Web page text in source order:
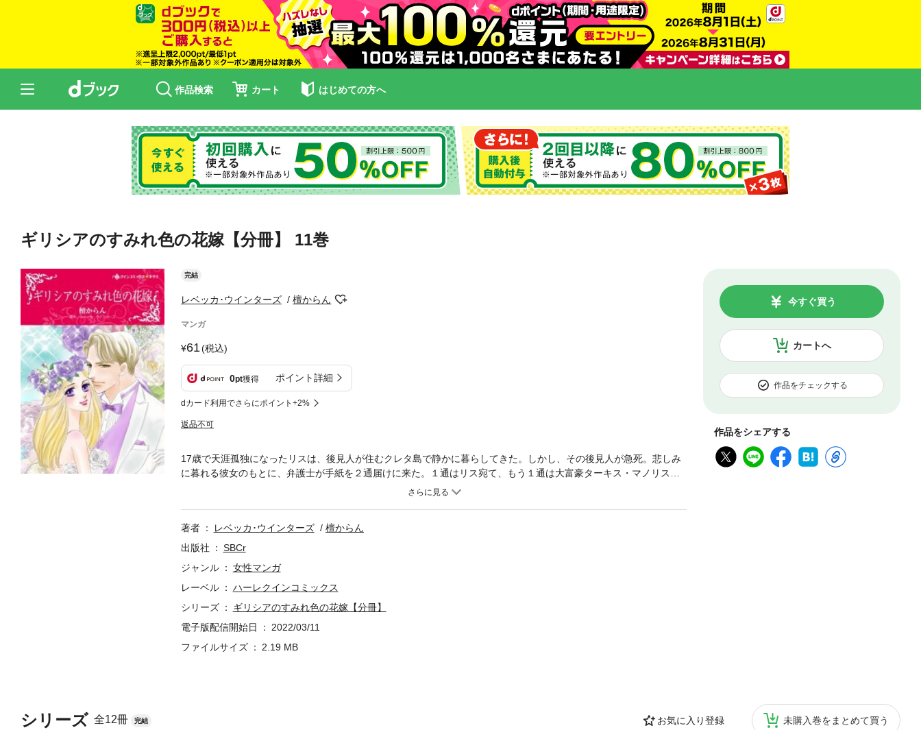
作品検索 カート はじめての方へ
ギリシアのすみれ色の花嫁【分冊】 11巻
完結
レベッカ･ウインターズ 檀からん
マンガ
61(税込)
0pt獲得 ポイント詳細
dカード利用でさらにポイント+2%
返品不可
カートへ
今すぐ買う
作品をチェックする
作品をシェアする
シリーズ 全12冊 完結 お気に入り登録 未購入巻をまとめて買う
17歳で天涯孤独になったリスは、後見人が住むクレタ島で静かに暮らしてきた。しかし、その後見人が急死。悲しみ
に暮れる彼女のもとに、弁護士が手紙を２通届けに来た。１通はリス宛て、もう１通は大富豪ターキス・マノリス宛
てだった。内容はふたりで半年間、遺されたホテルを共同経営するようにという遺言だった。初めてターキスに会っ
著者
レベッカ･ウインターズ
檀からん
出版社
SBCr
ジャンル
女性マンガ
レーベル
ハーレクインコミックス
シリーズ
ギリシアのすみれ色の花嫁【分冊】
電子版配信開始日
2022/03/11
ファイルサイズ
2.19 MB